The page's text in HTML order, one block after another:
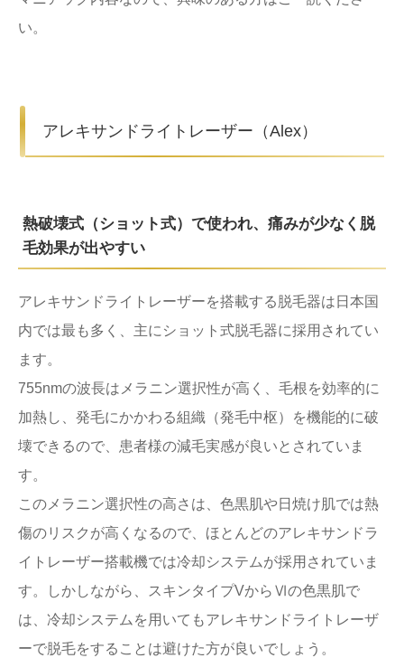
い。
アレキサンドライトレーザー（Alex）
熱破壊式（ショット式）で使われ、痛みが少なく脱
毛効果が出やすい
アレキサンドライトレーザーを搭載する脱毛器は日本国
内では最も多く、主にショット式脱毛器に採用されてい
ます。
755nmの波長はメラニン選択性が高く、毛根を効率的に
加熱し、発毛にかかわる組織（発毛中枢）を機能的に破
壊できるので、患者様の減毛実感が良いとされていま
す。
このメラニン選択性の高さは、色黒肌や日焼け肌では熱
傷のリスクが高くなるので、ほとんどのアレキサンドラ
イトレーザー搭載機では冷却システムが採用されていま
す。しかしながら、スキンタイプVからⅥの色黒肌で
は、冷却システムを用いてもアレキサンドライトレーザ
ーで脱毛をすることは避けた方が良いでしょう。